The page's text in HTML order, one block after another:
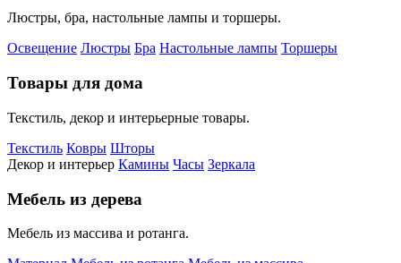
Люстры, бра, настольные лампы и торшеры.
Освещение Люстры Бра Настольные лампы Торшеры
Товары для дома
Текстиль, декор и интерьерные товары.
Текстиль Ковры Шторы
Декор и интерьер Камины Часы Зеркала
Мебель из дерева
Мебель из массива и ротанга.